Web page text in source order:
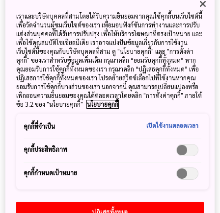
ประเทศ นักท่องเที่ยวสามารถทดลองเก็บใบชาด้วยมือ สามารถลิ้ม
ลองอาหารท้องถิ่นที่เตรียมจากวัตถุดิบในท้องถิ่นที่สดใหม่ตาม
ฤดูกาล เช่น อาหารทะเล และ ผัก เป็นต้น นอกจากนั้นนักท่อง
เที่ยวสามารถรับประทานอาหารไปพร้อมกับดื่มสาเกซึ่งเป็นเครื่อง
ดื่มที่เลื่องชื่อของญี่ปุ่นและสามารถเยื่ยมชมกระบวนการผลิตสาเก
ได้ด้วยเช่นกัน อาหารญี่ปุ่นนั้นเป็นจุดรวมของการผสมผสานทาง
วัฒนธรรม กรรมวิธีการปรุงอาหารและรสชาติ ดังนั้นการได้ลิ้มรส
อาหารจานพิเศษของท้องถิ่นนั้นๆย่อมทำให้นักท่องเที่ยวสามารถ
เชื่อมต่อกับผู้คนในท้องถิ่นนั้นได้อย่างแท้จริง
ก้าวเข้าสู่จุดศูนย์กลาง
ของชาเขียวญี่ปุ่น
เราและบริษัทบุคคลที่สามโดยได้รับความยินยอมจากคุณใช้คุกกี้บนเว็บไซต์นี้
เพื่อวัดจำนวนผู้ชมเว็บไซต์ของเรา เพื่อมอบฟังก์ชันการทำงานและการปรับ
แต่งส่วนบุคคลที่ได้รับการปรับปรุง เพื่อให้บริการโฆษณาที่ตรงเป้าหมาย และ
เพื่อใช้คุณสมบัติโซเชียลมีเดีย เราอาจแบ่งปันข้อมูลเกี่ยวกับการใช้งาน
เว็บไซต์นี้ของคุณกับบริษัทบุคคลที่สาม ดู "นโยบายคุกกี้" และ "การตั้งค่า
คุกกี้" ของเราสำหรับข้อมูลเพิ่มเติม กรุณาคลิก “ยอมรับคุกกี้ทั้งหมด” หาก
คุณยอมรับการใช้คุกกี้ทั้งหมดของเรา กรุณาคลิก “ปฏิเสธคุกกี้ทั้งหมด” เพื่อ
ปฏิเสธการใช้คุกกี้ทั้งหมดของเรา โปรดย้ายสวิตช์เลือกไปที่ใช้งานหากคุณ
ยอมรับการใช้คุกกี้บางส่วนของเรา นอกจากนี้ คุณสามารถเปลี่ยนแปลงหรือ
เพิกถอนความยินยอมของคุณได้ตลอดเวลาโดยคลิก "การตั้งค่าคุกกี้" ภายใต้
ข้อ 3.2 ของ "นโยบายคุกกี้" นโยบายคุกกี้
คุกกี้ที่จำเป็น เปิดใช้งานตลอดเวลา
คุกกี้ประสิทธิภาพ
คุกกี้กำหนดเป้าหมาย